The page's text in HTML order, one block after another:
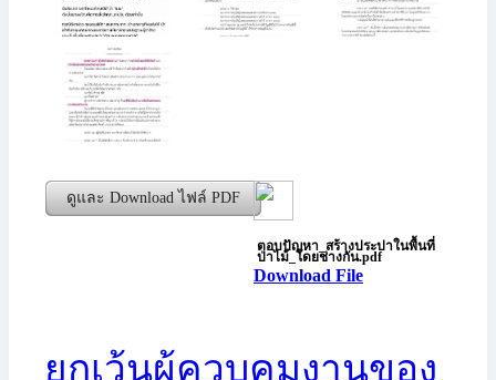
ดูและ Download ไฟล์ PDF
ตอบปัญหา_สร้างประปาในพื้นที่
ป่าไม้_โดยช่างกัน.pdf
Download File
ยกเว้นผู้ควบคุมงานของ